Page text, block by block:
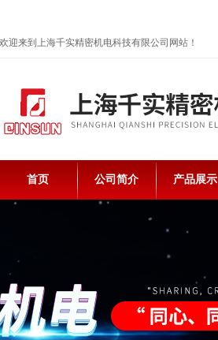
欢迎来到上海千实精密机电科技有限公司网站！
首页 公司简介 产品展示